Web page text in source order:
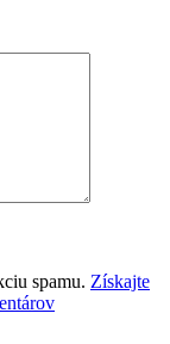
spamu. Získajte